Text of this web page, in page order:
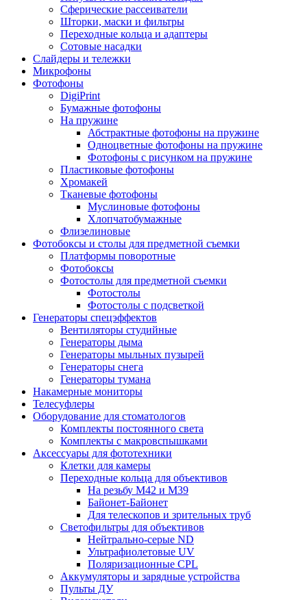
Сферические рассеиватели
Шторки, маски и фильтры
Переходные кольца и адаптеры
Сотовые насадки
Слайдеры и тележки
Микрофоны
Фотофоны
DigiPrint
Бумажные фотофоны
На пружине
Абстрактные фотофоны на пружине
Одноцветные фотофоны на пружине
Фотофоны с рисунком на пружине
Пластиковые фотофоны
Хромакей
Тканевые фотофоны
Муслиновые фотофоны
Хлопчатобумажные
Флизелиновые
Фотобоксы и столы для предметной съемки
Платформы поворотные
Фотобоксы
Фотостолы для предметной съемки
Фотостолы
Фотостолы с подсветкой
Генераторы спецэффектов
Вентиляторы студийные
Генераторы дыма
Генераторы мыльных пузырей
Генераторы снега
Генераторы тумана
Накамерные мониторы
Телесуфлеры
Оборудование для стоматологов
Комплекты постоянного света
Комплекты с макровспышками
Аксессуары для фототехники
Клетки для камеры
Переходные кольца для объективов
На резьбу М42 и М39
Байонет-Байонет
Для телескопов и зрительных труб
Светофильтры для объективов
Нейтрально-серые ND
Ультрафиолетовые UV
Поляризационные CPL
Аккумуляторы и зарядные устройства
Пульты ДУ